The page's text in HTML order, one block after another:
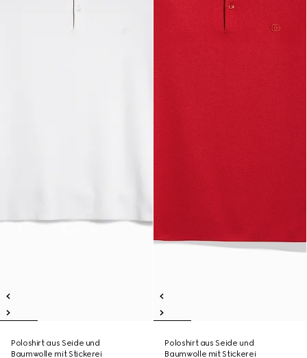
Poloshirt aus Seide und
Baumwolle mit Stickerei
Poloshirt aus Seide und
Baumwolle mit Stickerei